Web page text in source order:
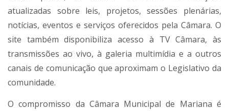
atualizadas sobre leis, projetos, sessões plenárias,
notícias, eventos e serviços oferecidos pela Câmara. O
site também disponibiliza acesso à TV Câmara, às
transmissões ao vivo, à galeria multimídia e a outros
canais de comunicação que aproximam o Legislativo da
comunidade.
O compromisso da Câmara Municipal de Mariana é